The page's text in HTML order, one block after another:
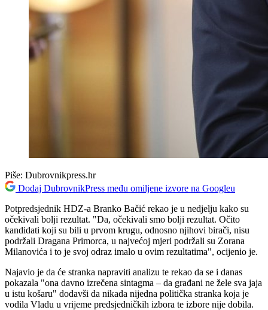
Piše: Dubrovnikpress.hr
Dodaj DubrovnikPress među omiljene izvore na Googleu
Potpredsjednik HDZ-a Branko Bačić rekao je u nedjelju kako su
očekivali bolji rezultat. "Da, očekivali smo bolji rezultat. Očito
kandidati koji su bili u prvom krugu, odnosno njihovi birači, nisu
podržali Dragana Primorca, u najvećoj mjeri podržali su Zorana
Milanovića i to je svoj odraz imalo u ovim rezultatima", ocijenio je.
Najavio je da će stranka napraviti analizu te rekao da se i danas
pokazala "ona davno izrečena sintagma – da građani ne žele sva jaja
u istu košaru" dodavši da nikada nijedna politička stranka koja je
vodila Vladu u vrijeme predsjedničkih izbora te izbore nije dobila.